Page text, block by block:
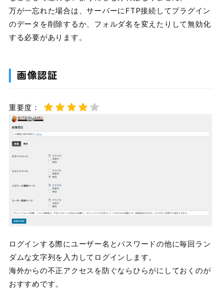
万が一忘れた場合は、サーバーにFTP接続してプラグイン
のデータを削除するか、フォルダ名を変えたりして無効化
する必要があります。
画像認証
重要度：
ログインする際にユーザー名とパスワードの他に毎回ラン
ダムな文字列を入力してログインします。
海外からの不正アクセスを防ぐならひらがにしておくのが
おすすめです。